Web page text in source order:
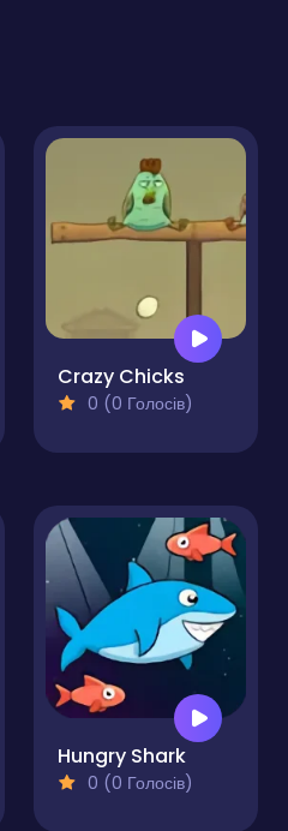
Crazy Chicks
0 (0 Голосів)
Hungry Shark
0 (0 Голосів)